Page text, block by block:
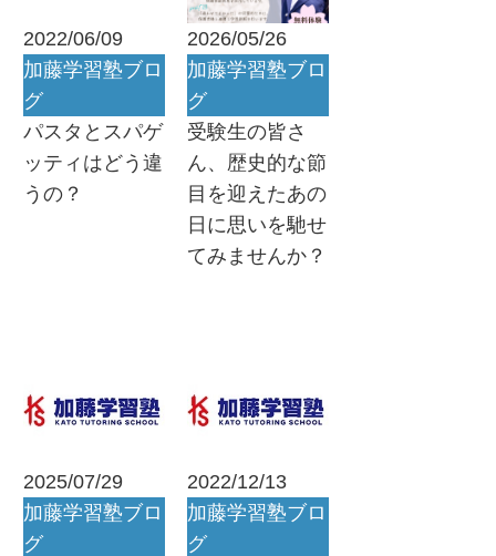
2022/06/09
加藤学習塾ブロ
グ
パスタとスパゲ
ッティはどう違
うの？
2026/05/26
加藤学習塾ブロ
グ
受験生の皆さ
ん、歴史的な節
目を迎えたあの
日に思いを馳せ
てみませんか？
2025/07/29
加藤学習塾ブロ
グ
2022/12/13
加藤学習塾ブロ
グ